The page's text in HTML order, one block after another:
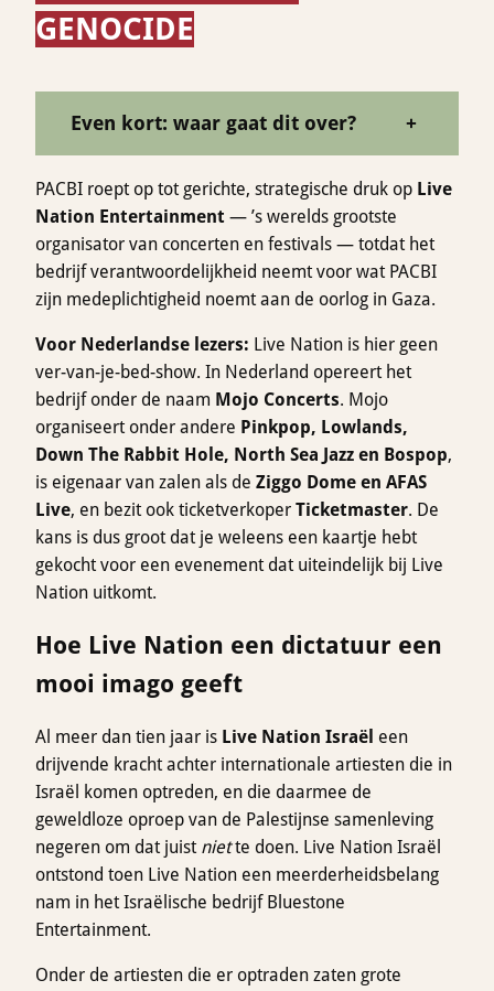
GENOCIDE
Even kort: waar gaat dit over? +
PACBI roept op tot gerichte, strategische druk op Live
Nation Entertainment — ’s werelds grootste
organisator van concerten en festivals — totdat het
bedrijf verantwoordelijkheid neemt voor wat PACBI
zijn medeplichtigheid noemt aan de oorlog in Gaza.
Voor Nederlandse lezers: Live Nation is hier geen
ver-van-je-bed-show. In Nederland opereert het
bedrijf onder de naam Mojo Concerts. Mojo
organiseert onder andere Pinkpop, Lowlands,
Down The Rabbit Hole, North Sea Jazz en Bospop,
is eigenaar van zalen als de Ziggo Dome en AFAS
Live, en bezit ook ticketverkoper Ticketmaster. De
kans is dus groot dat je weleens een kaartje hebt
gekocht voor een evenement dat uiteindelijk bij Live
Nation uitkomt.
Hoe Live Nation een dictatuur een
mooi imago geeft
Al meer dan tien jaar is Live Nation Israël een
drijvende kracht achter internationale artiesten die in
Israël komen optreden, en die daarmee de
geweldloze oproep van de Palestijnse samenleving
negeren om dat juist niette doen. Live Nation Israël
ontstond toen Live Nation een meerderheidsbelang
nam in het Israëlische bedrijf Bluestone
Entertainment.
Onder de artiesten die er optraden zaten grote